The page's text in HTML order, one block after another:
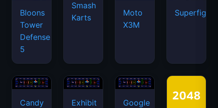
Bloons
Tower
Defense
5
Smash
Karts
Moto
X3M
Candy
Exhibit
Google